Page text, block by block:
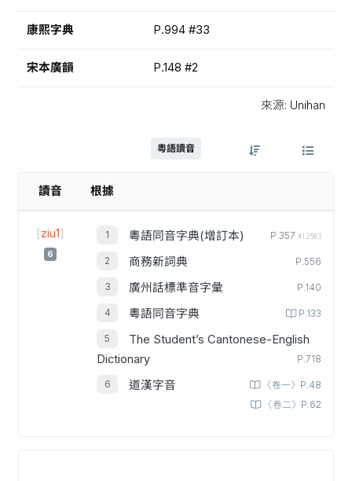
康熙字典 P.994 #33
宋本廣韻 P.148 #2
來源: Unihan
粵語讀音
讀音 根據
[ziu1]
6
粵語同音字典(增訂本) P.357 #12503
商務新詞典 P.556
廣州話標準音字彙 P.140
粵語同音字典 P.133
The Student’s Cantonese-English
Dictionary
P.718
道漢字音
〈卷一〉P.48
〈卷二〉P.62